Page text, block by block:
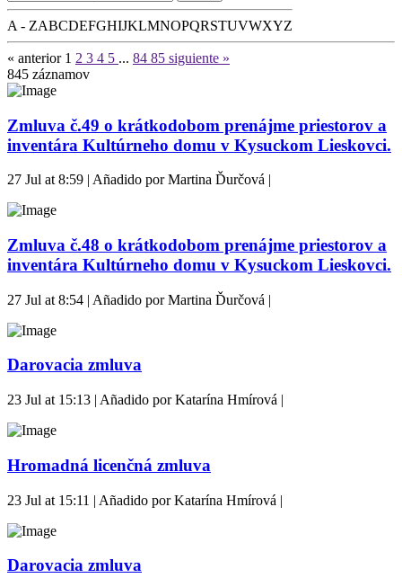
A - ZABCDEFGHIJKLMNOPQRSTUVWXYZ
« anterior 1 2 3 4 5 ... 84 85 siguiente »
845 záznamov
Zmluva č.49 o krátkodobom prenájme priestorov a
inventára Kultúrneho domu v Kysuckom Lieskovci.
27 Jul at 8:59 | Añadido por Martina Ďurčová |
Zmluva č.48 o krátkodobom prenájme priestorov a
inventára Kultúrneho domu v Kysuckom Lieskovci.
27 Jul at 8:54 | Añadido por Martina Ďurčová |
Darovacia zmluva
23 Jul at 15:13 | Añadido por Katarína Hmírová |
Hromadná licenčná zmluva
23 Jul at 15:11 | Añadido por Katarína Hmírová |
Darovacia zmluva